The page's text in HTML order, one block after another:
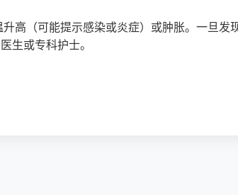
高（可能提示感染或炎症）或肿胀。一旦
生或专科护士。